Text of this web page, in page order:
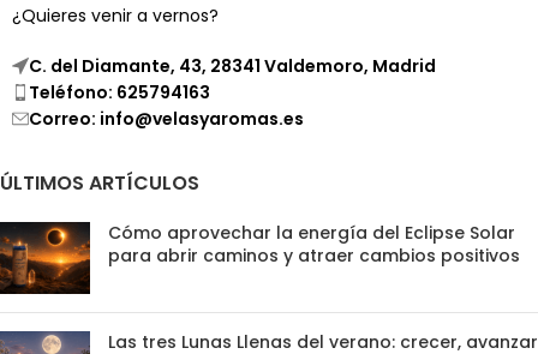
¿Quieres venir a vernos?
C. del Diamante, 43, 28341 Valdemoro, Madrid
Teléfono: 625794163
Correo: info@velasyaromas.es
ÚLTIMOS ARTÍCULOS
Cómo aprovechar la energía del Eclipse Solar
para abrir caminos y atraer cambios positivos
Las tres Lunas Llenas del verano: crecer, avanzar